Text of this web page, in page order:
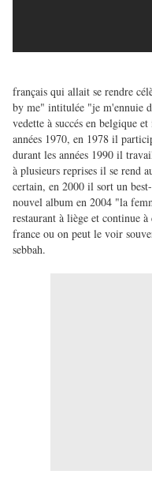
français qui allait se rendre
by me" intitulée "je m'ennuie
vedette à succés en belgique
années 1970, en 1978 il
durant les années 1990 il
à plusieurs reprises il se rend
certain, en 2000 il sort un
nouvel album en 2004 "la
restaurant à liège et continue
france ou on peut le voir
sebbah.